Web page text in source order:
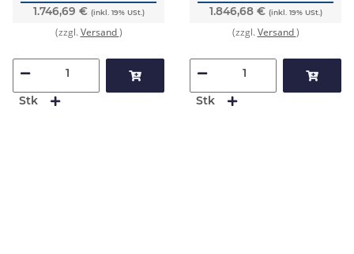
1.746,69 € (inkl. 19% USt.)
(zzgl.Versand)
Stk
1.846,68 € (inkl. 19% USt.)
(zzgl.Versand)
Stk